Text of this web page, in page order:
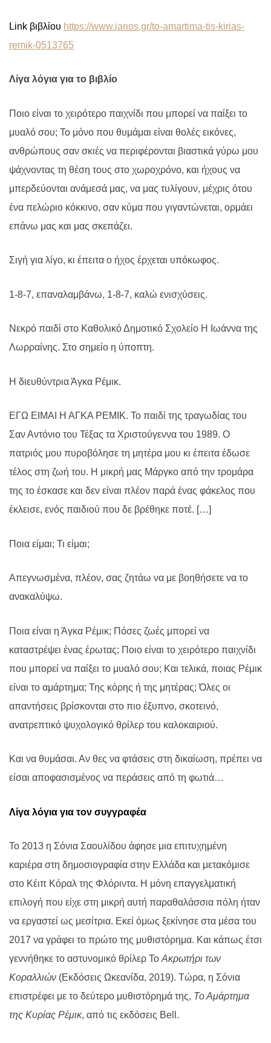
Link βιβλίου https://www.ianos.gr/to-amartima-tis-kirias-
remik-0513765
Λίγα λόγια για το βιβλίο
Ποιο είναι το χειρότερο παιχνίδι που μπορεί να παίξει το
μυαλό σου; Το μόνο που θυμάμαι είναι θολές εικόνες,
ανθρώπους σαν σκιές να περιφέρονται βιαστικά γύρω μου
ψάχνοντας τη θέση τους στο χωροχρόνο, και ήχους να
μπερδεύονται ανάμεσά μας, να μας τυλίγουν, μέχρις ότου
ένα πελώριο κόκκινο, σαν κύμα που γιγαντώνεται, ορμάει
επάνω μας και μας σκεπάζει.
Σιγή για λίγο, κι έπειτα ο ήχος έρχεται υπόκωφος.
1-8-7, επαναλαμβάνω, 1-8-7, καλώ ενισχύσεις.
Νεκρό παιδί στο Καθολικό Δημοτικό Σχολείο Η Ιωάννα της
Λωρραίνης. Στο σημείο η ύποπτη.
Η διευθύντρια Άγκα Ρέμικ.
ΕΓΩ ΕΙΜΑΙ Η ΑΓΚΑ ΡΕΜΙΚ. Το παιδί της τραγωδίας του
Σαν Αντόνιο του Τέξας τα Χριστούγεννα του 1989. Ο
πατριός μου πυροβόλησε τη μητέρα μου κι έπειτα έδωσε
τέλος στη ζωή του. Η μικρή μας Μάργκο από την τρομάρα
της το έσκασε και δεν είναι πλέον παρά ένας φάκελος που
έκλεισε, ενός παιδιού που δε βρέθηκε ποτέ. […]
Ποια είμαι; Τι είμαι;
Απεγνωσμένα, πλέον, σας ζητάω να με βοηθήσετε να το
ανακαλύψω.
Ποια είναι η Άγκα Ρέμικ; Πόσες ζωές μπορεί να
καταστρέψει ένας έρωτας; Ποιο είναι το χειρότερο παιχνίδι
που μπορεί να παίξει το μυαλό σου; Και τελικά, ποιας Ρέμικ
είναι το αμάρτημα; Της κόρης ή της μητέρας; Όλες οι
απαντήσεις βρίσκονται στο πιο έξυπνο, σκοτεινό,
ανατρεπτικό ψυχολογικό θρίλερ του καλοκαιριού.
Και να θυμάσαι. Αν θες να φτάσεις στη δικαίωση, πρέπει να
είσαι αποφασισμένος να περάσεις από τη φωτιά…
Λίγα λόγια για τον συγγραφέα
Το 2013 η Σόνια Σαουλίδου άφησε μια επιτυχημένη
καριέρα στη δημοσιογραφία στην Ελλάδα και μετακόμισε
στο Κέιπ Κόραλ της Φλόριντα. Η μόνη επαγγελματική
επιλογή που είχε στη μικρή αυτή παραθαλάσσια πόλη ήταν
να εργαστεί ως μεσίτρια. Εκεί όμως ξεκίνησε στα μέσα του
2017 να γράφει το πρώτο της μυθιστόρημα. Και κάπως έτσι
γεννήθηκε το αστυνομικό θρίλερ Το Ακρωτήρι των
Κοραλλιών (Εκδόσεις Ωκεανίδα, 2019). Τώρα, η Σόνια
επιστρέφει με το δεύτερο μυθιστόρημά της, Το Αμάρτημα
της Κυρίας Ρέμικ, από τις εκδόσεις Bell .